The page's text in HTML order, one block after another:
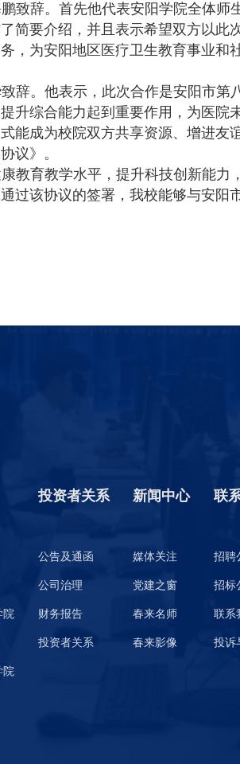
致辞。首先他代表安阳学院全体
简要介绍，并且表示希望双方以
，为安阳地区医疗卫生教育事业
辞。他表示，此次合作是安阳市
升综合能力起到重要作用，为医
能成为校院双方共享资源、增进
议》。
教育教学水平，提升科技创新能力
过该协议的签署，我校能够与安
院
院
投资者关系
公告及通函
公司治理
财务报告
投资者关系
新闻中心
媒体关注
党建之窗
春来名师
春来影像
联
招聘
招标
联系
投诉